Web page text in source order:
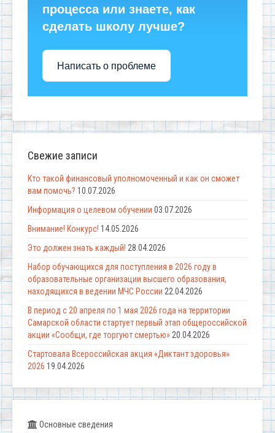
процесса или знаете, как
сделать школу лучше?
Написать о проблеме
Свежие записи
Кто такой финансовый уполномоченный и как он сможет
вам помочь? 10.07.2026
Информация о целевом обучении 03.07.2026
Внимание! Конкурс! 14.05.2026
Это должен знать каждый! 28.04.2026
Набор обучающихся для поступления в 2026 году в
образовательные организации высшего образования,
находящихся в ведении МЧС России 22.04.2026
В период с 20 апреля по 1 мая 2026 года на территории
Самарской области стартует первый этап общероссийской
акции «Сообщи, где торгуют смертью»20.04.2026
Стартовала Всероссийская акция «Диктант здоровья»
2026 19.04.2026
Основные сведения